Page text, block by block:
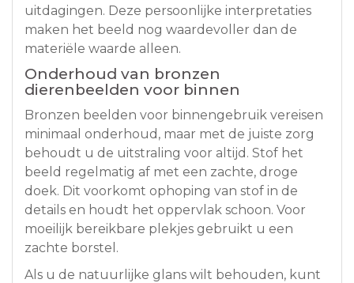
uitdagingen. Deze persoonlijke interpretaties
maken het beeld nog waardevoller dan de
materiële waarde alleen.
Onderhoud van bronzen
dierenbeelden voor binnen
Bronzen beelden voor binnengebruik vereisen
minimaal onderhoud, maar met de juiste zorg
behoudt u de uitstraling voor altijd. Stof het
beeld regelmatig af met een zachte, droge
doek. Dit voorkomt ophoping van stof in de
details en houdt het oppervlak schoon. Voor
moeilijk bereikbare plekjes gebruikt u een
zachte borstel.
Als u de natuurlijke glans wilt behouden, kunt